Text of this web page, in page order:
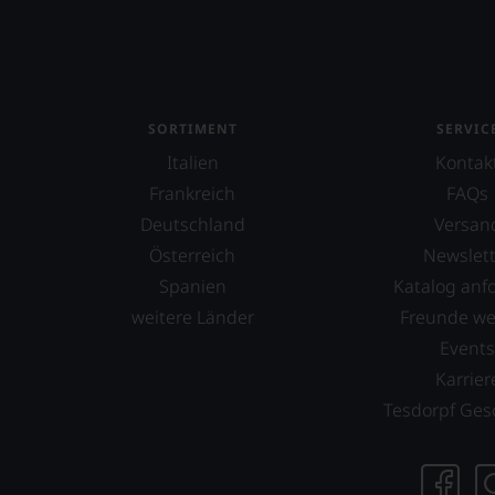
dass
manch
eine
schwer
ist
oder
am
Wein
Aus
diesem
haben
wir
SORTIMENT
Italien
Frankreich
Deutschland
Österreich
Spanien
weitere Länder
FAQs
Katalog
Freunde
Events
Tesdorpf